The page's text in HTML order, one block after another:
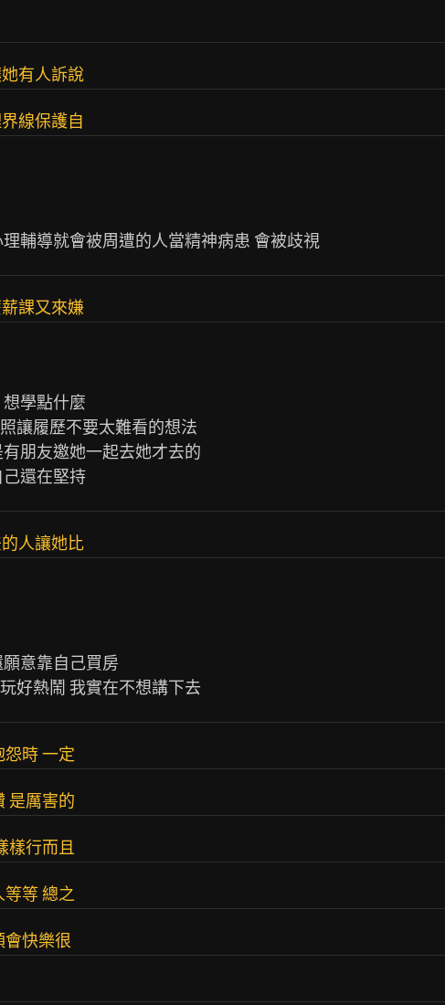
有人訴說
線保護自
課又來嫌
學點什麼
讓履歷不要太難看的想法
朋友邀她一起去她才去的
人讓她比
意靠自己買房
時 一定
是厲害的
樣行而且
等 總之
會快樂很